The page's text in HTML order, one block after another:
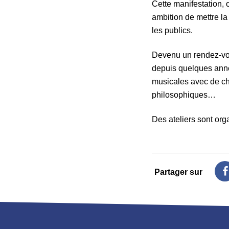
Cette manifestation,
ambition de mettre
les publics.
Devenu un rendez-
depuis quelques
musicales avec de
philosophiques…
Des ateliers sont
Partager sur